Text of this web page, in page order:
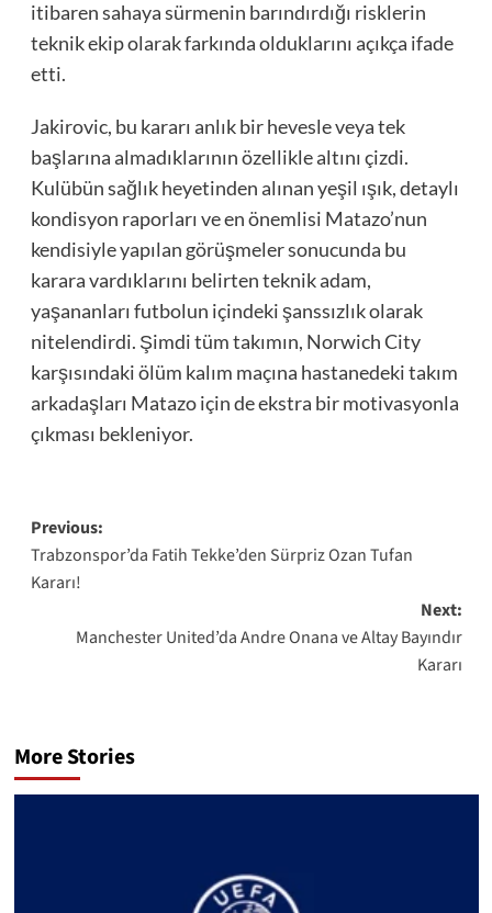
itibaren sahaya sürmenin barındırdığı risklerin
teknik ekip olarak farkında olduklarını açıkça ifade
etti.
Jakirovic, bu kararı anlık bir hevesle veya tek
başlarına almadıklarının özellikle altını çizdi.
Kulübün sağlık heyetinden alınan yeşil ışık, detaylı
kondisyon raporları ve en önemlisi Matazo’nun
kendisiyle yapılan görüşmeler sonucunda bu
karara vardıklarını belirten teknik adam,
yaşananları futbolun içindeki şanssızlık olarak
nitelendirdi. Şimdi tüm takımın, Norwich City
karşısındaki ölüm kalım maçına hastanedeki takım
arkadaşları Matazo için de ekstra bir motivasyonla
çıkması bekleniyor.
Post
navigation
Previous:
Trabzonspor’da Fatih Tekke’den Sürpriz Ozan Tufan
Kararı!
Next:
Manchester United’da Andre Onana ve Altay Bayındır
Kararı
More Stories